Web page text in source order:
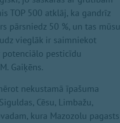
TOP 500 atklāj, ka gandrīz
pārsniedz 50 %, un tas mūsu
vieglāk ir saimniekot
pesticīdu
Gaiķēns.
nekustamā īpašuma
Cēsu, Limbažu,
kura Mazozolu pagasts